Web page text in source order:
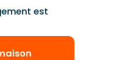
est